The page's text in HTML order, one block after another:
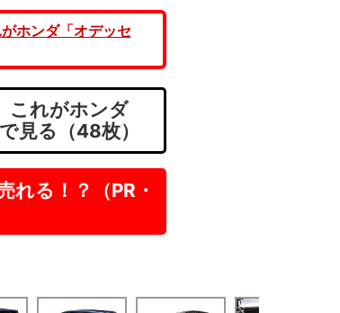
ホンダ「オデッセ
これがホンダ
見る（48枚）
れる！？（PR・